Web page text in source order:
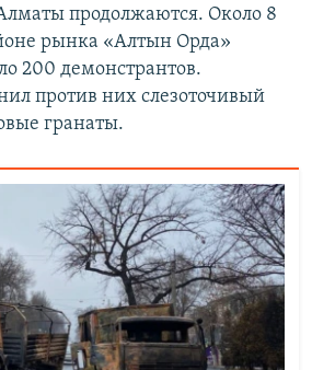
продолжаются. Около 8
рынка «Алтын Орда»
200 демонстрантов.
против них слезоточивый
гранаты.